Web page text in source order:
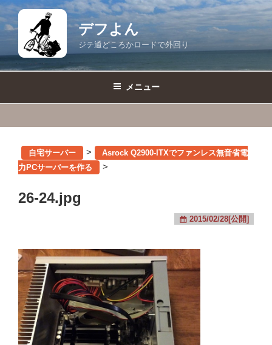
コ
ン
デフよん
ジテ通どころかロードで外回り
メニュー
自宅サーバー >
Asrock Q2900-ITXでファンレス無音省電
力PCサーバーを作る
>
26-24.jpg
2015/02/28[公開]